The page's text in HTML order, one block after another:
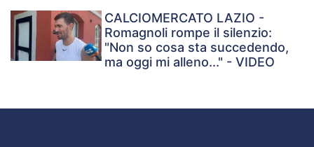
CALCIOMERCATO LAZIO -
Romagnoli rompe il silenzio:
"Non so cosa sta succedendo,
ma oggi mi alleno..." - VIDEO